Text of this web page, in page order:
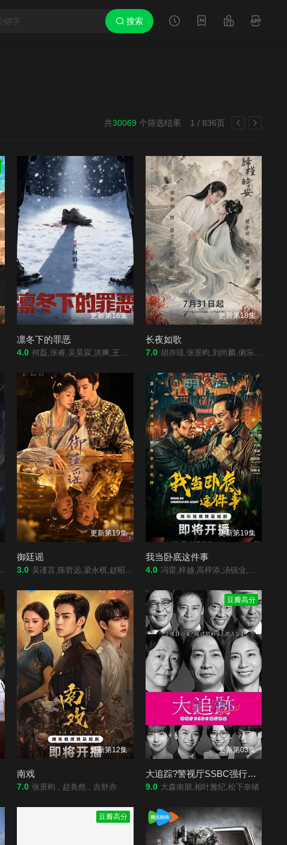
搜索
1 / 836页
共30069 个筛选结果
更新第16集
凛冬下的罪恶
4.0 何磊,张睿,吴昊宸,洪爽,王大奇,嘉泽,孙之鸿,肖涵,左腾云,刘伟峰,王心嫚,窦新豪,苏宥辰,李繁,刘亭希,刘朔豪,洪冰瑶,刘佳萌,李蒲赫,徐章
更新第18集
长夜如歌
7.0 胡亦瑶,张景昀,刘尚麟,俐乐,汪子夕
更新第19集
御廷谣
3.0 吴谨言,陈哲远,梁永棋,赵昭仪,张南,郭品超,盛一伦,吴岱融,黄祖鑫,宋麒
更新第19集
我当卧底这件事
4.0 冯雷,梓越,高梓添,汤镇业,杨帆,孙腾博
更新第12集
南戏
7.0 张景昀 , 赵奂然 , 吉舒亦
豆瓣高分
更新第03集
大追踪?警视厅SSBC强行犯系?第二季
9.0 大森南朋,相叶雅纪,松下奈绪
豆瓣高分